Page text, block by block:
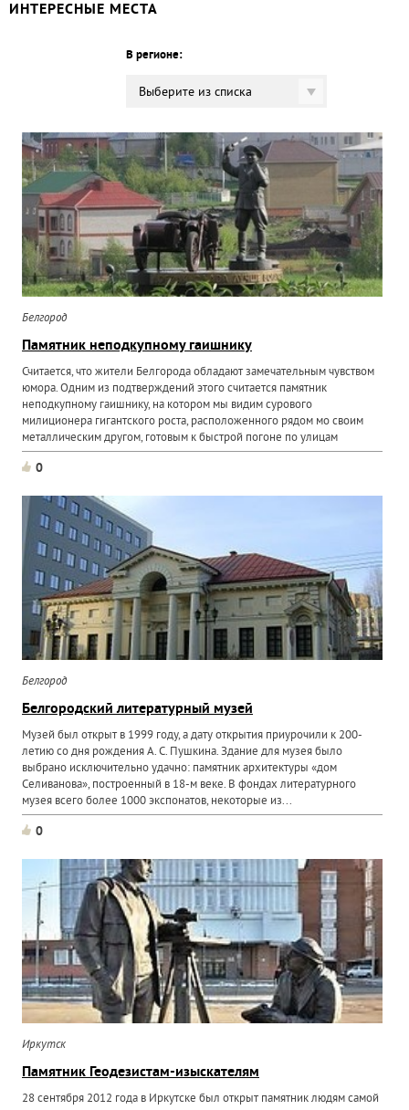
ИНТЕРЕСНЫЕ МЕСТА
В регионе:
Выберите из списка
Белгород
Памятник неподкупному гаишнику
Считается, что жители Белгорода обладают замечательным чувством
юмора. Одним из подтверждений этого считается памятник
неподкупному гаишнику, на котором мы видим сурового
милиционера гигантского роста, расположенного рядом мо своим
металлическим другом, готовым к быстрой погоне по улицам
города...
0
Белгород
Белгородский литературный музей
Музей был открыт в 1999 году, а дату открытия приурочили к 200-
летию со дня рождения А. С. Пушкина. Здание для музея было
выбрано исключительно удачно: памятник архитектуры «дом
Селиванова», построенный в 18-м веке. В фондах литературного
музея всего более 1000 экспонатов, некоторые из...
0
Иркутск
Памятник Геодезистам-изыскателям
28 сентября 2012 года в Иркутске был открыт памятник людям самой